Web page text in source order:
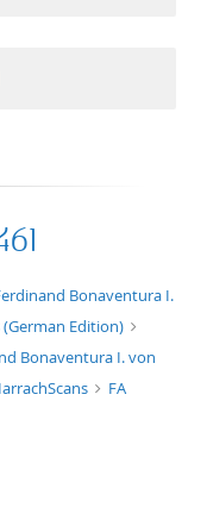
Bonaventura I.
Edition)
Bonaventura I. von
FA